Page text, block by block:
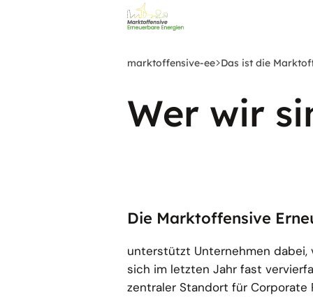
marktoffensive-ee Das ist die
Wer wir
Die Marktoffensive
unterstützt Unternehmen dabei,
sich im letzten Jahr fast
zentraler Standort für Corporate